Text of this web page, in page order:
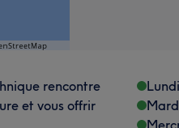
rencontre
et vous offrir
Lundi